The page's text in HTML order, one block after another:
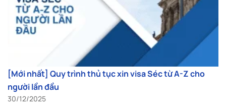
[Mới nhất] Quy trình thủ tục xin visa Séc từ A-Z cho
người lần đầu
30/12/2025